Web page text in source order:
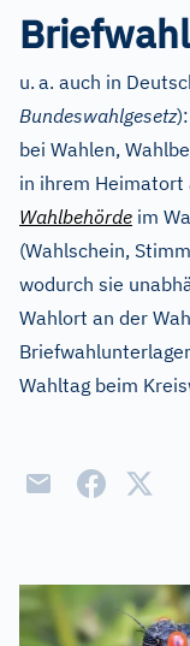
Briefwahl
u. a. auch in
Bundeswahlgesetz
bei Wahlen,
in ihrem Heimatort
Wahlbehörde im
(Wahlschein,
wodurch sie
Wahlort an der
Wahltag beim